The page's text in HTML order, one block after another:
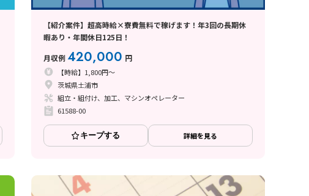
【紹介案件】超高時給×寮費無料で稼げます！年3回の長期休
暇あり・年間休日125日！
月収例 420,000 円
【時給】1,800円～
茨城県土浦市
組立・組付け、加工、マシンオペレーター
61588-00
キープする 詳細を見る